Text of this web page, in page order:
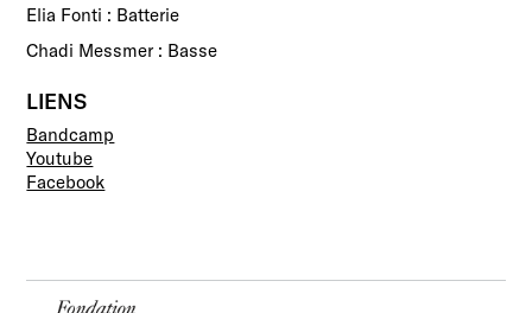
Elia Fonti : Batterie
Chadi Messmer : Basse
LIENS
Bandcamp
Youtube
Facebook